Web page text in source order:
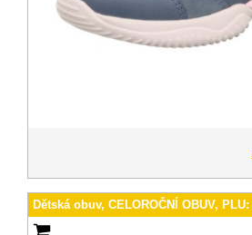
Dětská obuv, CELOROČNÍ OBUV, PLU: